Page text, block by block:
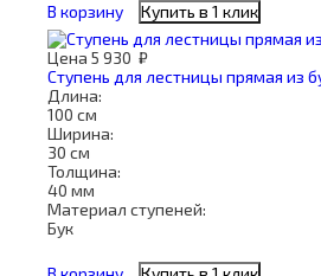
В корзину Купить в 1 клик
Цена 5 930 ₽
Ступень для лестницы прямая из
Длина:
100 см
Ширина:
30 см
Толщина:
40 мм
Материал ступеней:
Бук